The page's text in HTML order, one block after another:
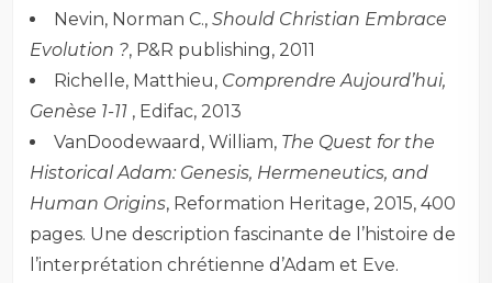
Nevin, Norman C.,Should Christian Embrace
Evolution ?, P&R publishing, 2011
Richelle, Matthieu, Comprendre Aujourd’hui,
Genèse 1-11 , Edifac, 2013
VanDoodewaard, William, The Quest for the
Historical Adam: Genesis, Hermeneutics, and
Human Origins, Reformation Heritage, 2015, 400
pages. Une description fascinante de l’histoire de
l’interprétation chrétienne d’Adam et Eve.